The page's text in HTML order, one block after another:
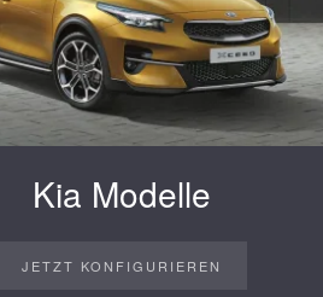
Kia Modelle
JETZT KONFIGURIEREN